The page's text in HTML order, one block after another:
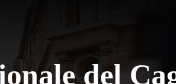
del